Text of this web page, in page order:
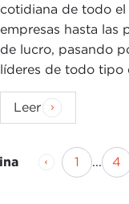
cotidiana de todo
empresas hasta las
de lucro, pasando
líderes de todo tipo
Leer
PáginaPágina
1 ... 4